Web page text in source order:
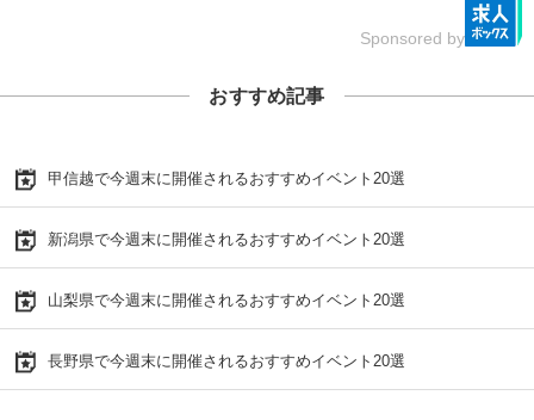
Sponsored by
おすすめ記事
甲信越で今週末に開催されるおすすめイベント20選
新潟県で今週末に開催されるおすすめイベント20選
山梨県で今週末に開催されるおすすめイベント20選
長野県で今週末に開催されるおすすめイベント20選